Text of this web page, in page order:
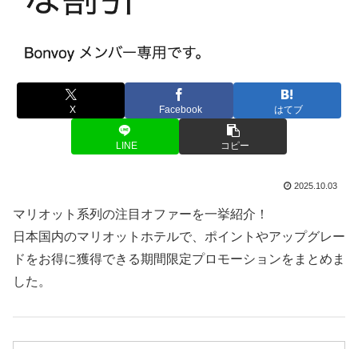
X Facebook はてブ
LINE コピー
2025.10.03
マリオット系列の注目オファーを一挙紹介！
日本国内のマリオットホテルで、ポイントやアップグレー
ドをお得に獲得できる期間限定プロモーションをまとめま
した。